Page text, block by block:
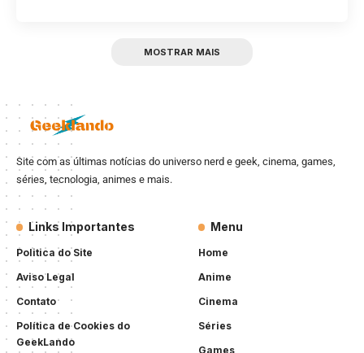
MOSTRAR MAIS
Site com as últimas notícias do universo nerd e geek, cinema, games,
séries, tecnologia, animes e mais.
Links Importantes
Politica do Site
Aviso Legal
Contato
Política de Cookies do
GeekLando
Menu
Home
Anime
Cinema
Séries
Games